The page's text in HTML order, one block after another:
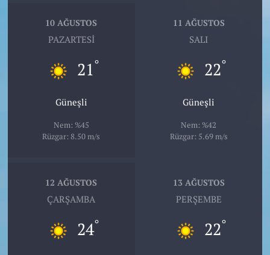
10 AĞUSTOS
PAZARTESI
21°
Güneşli
Nem: %45
Rüzgar: 8.50 m/s
11 AĞUSTOS
SALI
22°
Güneşli
Nem: %42
Rüzgar: 5.69 m/s
12 AĞUSTOS
ÇARŞAMBA
24°
13 AĞUSTOS
PERŞEMBE
22°